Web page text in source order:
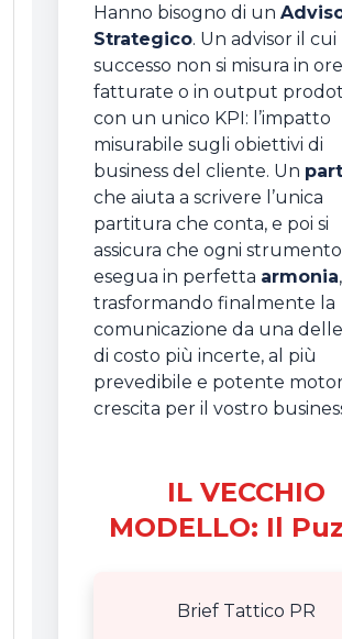
Hanno bisogno di un
Strategico. Un advisor il cui
successo non si misura in ore
fatturate o in output
con un unico KPI: l’impatto
misurabile sugli obiettivi di
business del cliente. Un
che aiuta a scrivere l’unica
partitura che conta, e poi si
assicura che ogni
esegua in perfetta armonia,
trasformando finalmente la
comunicazione da una
di costo più incerte, al più
prevedibile e potente
crescita per il vostro
IL VECCHIO
MODELLO: Il
Brief Tattico PR